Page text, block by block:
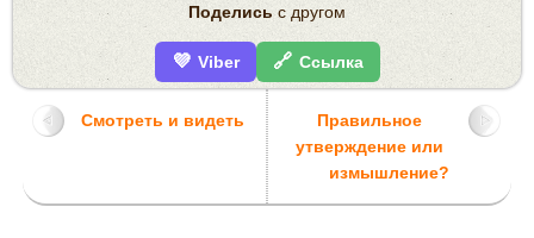
Поделись с другом
💜 Viber 🔗 Ссылка
Смотреть и видеть
Правильное
утверждение или
измышление?